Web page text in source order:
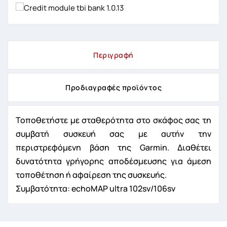
Περιγραφή
Προδιαγραφές προϊόντος
Τοποθετήστε με σταθερότητα στο σκάφος σας τη
συμβατή συσκευή σας με αυτήν την
περιστρεφόμενη βάση της Garmin. Διαθέτει
δυνατότητα γρήγορης αποδέσμευσης για άμεση
τοποθέτηση ή αφαίρεση της συσκευής.
Συμβατότητα: echoMAP ultra 102sv/106sv